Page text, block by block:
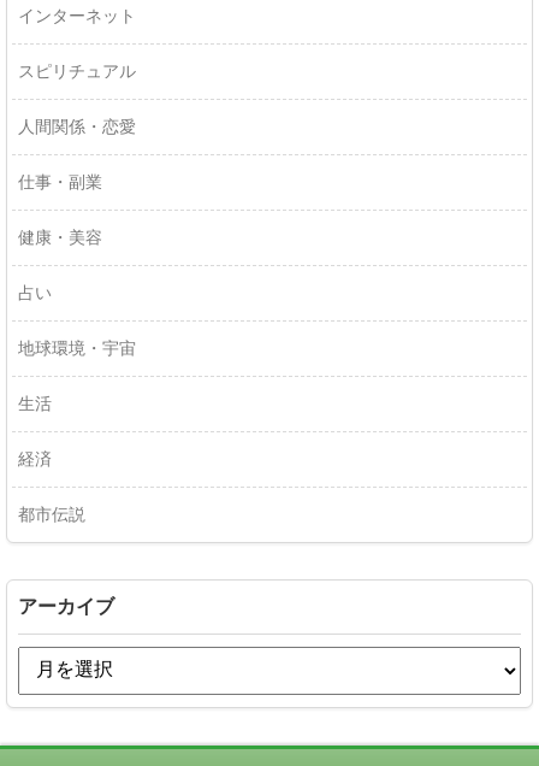
インターネット
スピリチュアル
人間関係・恋愛
仕事・副業
健康・美容
占い
地球環境・宇宙
生活
経済
都市伝説
アーカイブ